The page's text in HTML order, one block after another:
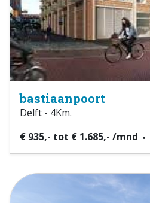
bastiaanpoort
Delft - 4Km.
€ 935,- tot € 1.685,- /mnd